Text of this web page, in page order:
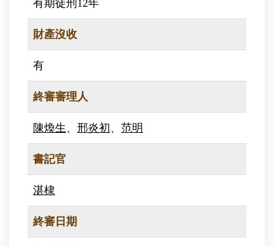
有期徒刑12年
財產沒收
有
終審審理人
陳煥生 、 邢炎初 、 范明
書記官
湛棣
終審日期